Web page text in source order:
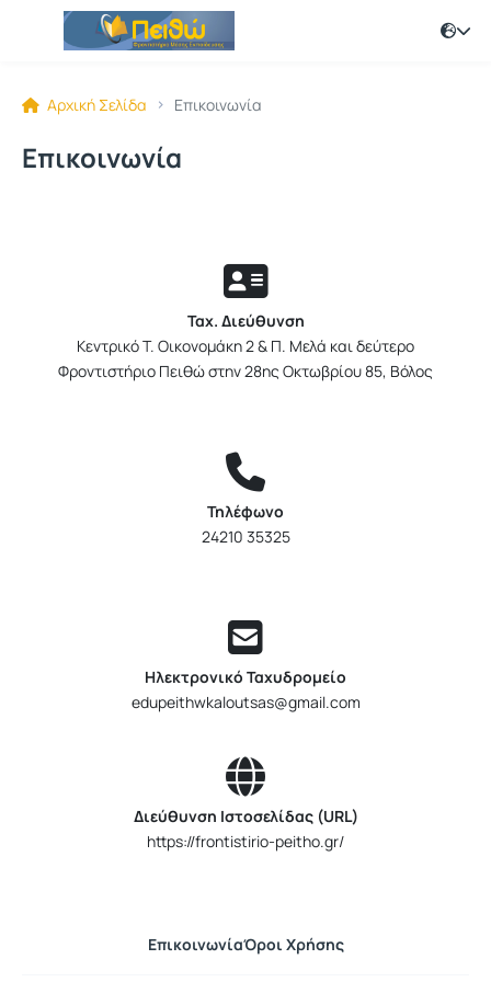
Αρχική Σελίδα Επικοινωνία
Επικοινωνία
Ταχ. Διεύθυνση
Κεντρικό Τ. Οικονομάκη 2 & Π. Μελά και δεύτερο
Φροντιστήριο Πειθώ στην 28ης Οκτωβρίου 85, Βόλος
Τηλέφωνο
24210 35325
Ηλεκτρονικό Ταχυδρομείο
edupeithwkaloutsas@gmail.com
Διεύθυνση Ιστοσελίδας (URL)
https://frontistirio-peitho.gr/
ΕπικοινωνίαΌροι Χρήσης